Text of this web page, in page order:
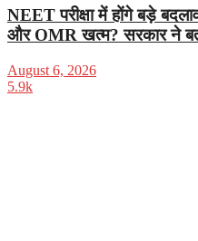
NEET परीक्षा में होंगे बड़े
और OMR खत्म? सरकार ने
August 6, 2026
5.9k